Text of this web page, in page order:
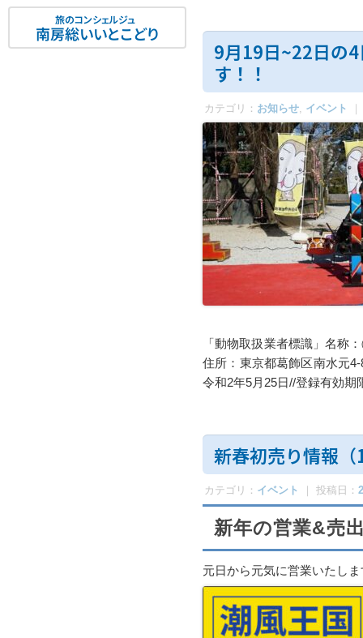
9月19日~22日の
す！！
カテゴリ： お知らせ イベント
「動物取扱業者標識」名称
住所：東京都葛飾区南水元
令和2年5月25日//登録有効期
新春初売り情報
カテゴリ： イベント ｜ 投稿日：
新年の営業&売
元日から元気に営業いたし
旅のコンシェルジュ
南房総いいとこどり